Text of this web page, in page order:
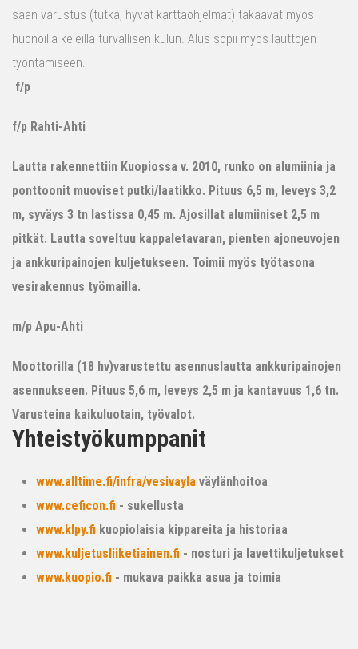
sään varustus (tutka, hyvät karttaohjelmat) takaavat myös
huonoilla keleillä turvallisen kulun. Alus sopii myös lauttojen
työntämiseen.
f/p
f/p Rahti-Ahti
Lautta rakennettiin Kuopiossa v. 2010, runko on alumiinia ja
ponttoonit muoviset putki/laatikko. Pituus 6,5 m, leveys 3,2
m, syväys 3 tn lastissa 0,45 m. Ajosillat alumiiniset 2,5 m
pitkät. Lautta soveltuu kappaletavaran, pienten ajoneuvojen
ja ankkuripainojen kuljetukseen. Toimii myös työtasona
vesirakennus työmailla.
m/p Apu-Ahti
Moottorilla (18 hv)varustettu asennuslautta ankkuripainojen
asennukseen. Pituus 5,6 m, leveys 2,5 m ja kantavuus 1,6 tn.
Varusteina kaikuluotain, työvalot.
Yhteistyökumppanit
www.alltime.fi/infra/vesivayla väylänhoitoa
www.ceficon.fi - sukellusta
www.klpy.fi kuopiolaisia kippareita ja historiaa
www.kuljetusliiketiainen.fi - nosturi ja lavettikuljetukset
www.kuopio.fi - mukava paikka asua ja toimia